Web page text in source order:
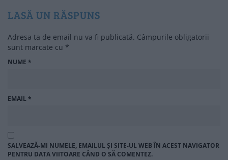
LASĂ UN RĂSPUNS
Adresa ta de email nu va fi publicată. Câmpurile obligatorii
sunt marcate cu *
NUME *
EMAIL*
SALVEAZĂ-MI NUMELE, EMAILUL ȘI SITE-UL WEB ÎN ACEST NAVIGATOR
PENTRU DATA VIITOARE CÂND O SĂ COMENTEZ.